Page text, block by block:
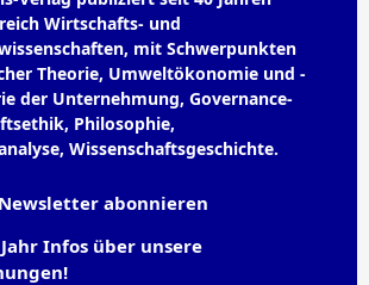
Wirtschafts- und
mit Schwerpunkten
Theorie, Umweltökonomie und -
der Unternehmung, Governance-
Philosophie,
Wissenschaftsgeschichte.
Newsletter abonnieren
Infos über unsere